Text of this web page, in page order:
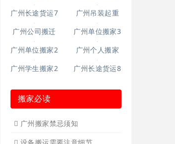
广州短途搬家
广州长途货运
广州长途货运2
广州家具拆装
广州学生搬家
广州写字楼搬
广州钢琴搬运4
广州长途货运7